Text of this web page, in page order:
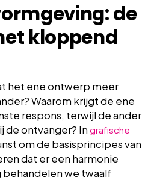
de
kloppend
het ene ontwerp meer
Waarom krijgt de ene
respons, terwijl de ander
de ontvanger? In grafische
om de basisprincipes van
dat er een harmonie
we twaalf